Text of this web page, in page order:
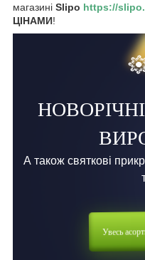
магазині Slipo https://
ЦІНАМИ!
НОВОРІЧНІ
А також святкові
Увесь